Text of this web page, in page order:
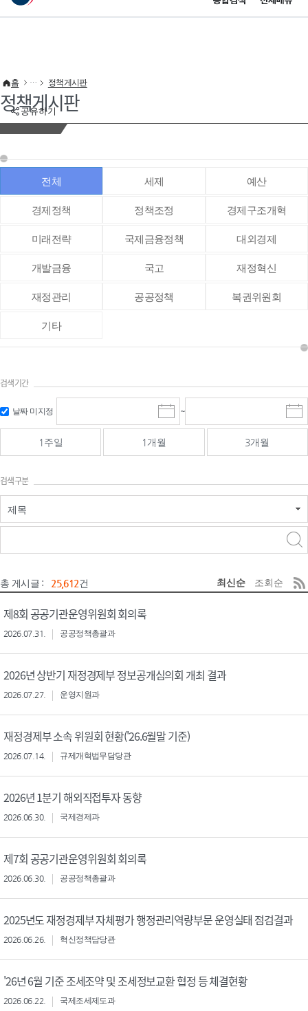
이 누리집은 대한민국 공식 전자정부 누리집입니다.
공유하기
홈 정책게시판
정책게시판
전체 세제 예산
경제정책 정책조정 경제구조개혁
미래전략 국제금융정책 대외경제
개발금융 국고 재정혁신
재정관리 공공정책 복권위원회
기타
검색기간
날짜 미지정
시
작
일
선
~
종
료
선
1주일 1개월 3개월
검색구분
제목
총 게시글 : 25,612건 최신순 조회순
제8회 공공기관운영위원회 회의록
2026.07.31. 공공정책총괄과
2026년 상반기 재정경제부 정보공개심의회 개최 결과
2026.07.27. 운영지원과
재정경제부 소속 위원회 현황('26.6월말 기준)
2026.07.14. 규제개혁법무담당관
2026년 1분기 해외직접투자 동향
2026.06.30. 국제경제과
제7회 공공기관운영위원회 회의록
2026.06.30. 공공정책총괄과
2025년도 재정경제부 자체평가 행정관리역량부문 운영실태 점검결과
2026.06.26. 혁신정책담당관
'26년 6월 기준 조세조약 및 조세정보교환 협정 등 체결현황
2026.06.22. 국제조세제도과